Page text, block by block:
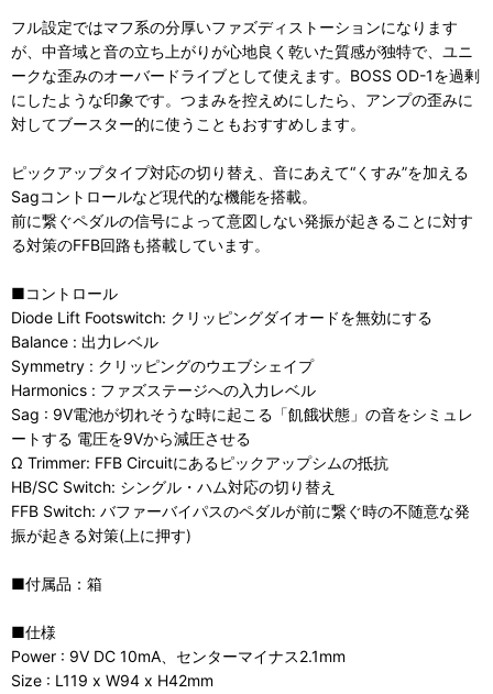
フル設定ではマフ系の分厚いファズディストーションになります
が、中音域と音の立ち上がりが心地良く乾いた質感が独特で、ユニ
ークな歪みのオーバードライブとして使えます。BOSS OD-1を過剰
にしたような印象です。つまみを控えめにしたら、アンプの歪みに
対してブースター的に使うこともおすすめします。
ピックアップタイプ対応の切り替え、音にあえて“くすみ”を加える
Sagコントロールなど現代的な機能を搭載。
前に繋ぐペダルの信号によって意図しない発振が起きることに対す
る対策のFFB回路も搭載しています。
■コントロール
Diode Lift Footswitch: クリッピングダイオードを無効にする
Balance : 出力レベル
Symmetry : クリッピングのウエブシェイプ
Harmonics : ファズステージへの入力レベル
Sag : 9V電池が切れそうな時に起こる「飢餓状態」の音をシミュレ
ートする 電圧を9Vから減圧させる
Ω Trimmer: FFB Circuitにあるピックアップシムの抵抗
HB/SC Switch: シングル・ハム対応の切り替え
FFB Switch: バファーバイパスのペダルが前に繋ぐ時の不随意な発
振が起きる対策(上に押す)
■付属品：箱
■仕様
Power : 9V DC 10mA、センターマイナス2.1mm
Size : L119 x W94 x H42mm